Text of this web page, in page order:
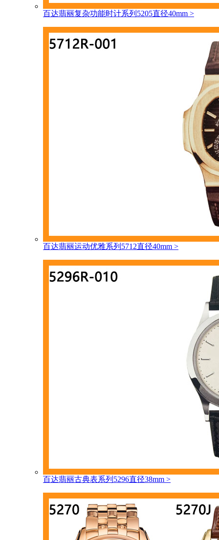
百达翡丽复杂功能时计系列5205直径40mm >
百达翡丽运动优雅系列5712直径40mm >
百达翡丽古典表系列5296直径38mm >